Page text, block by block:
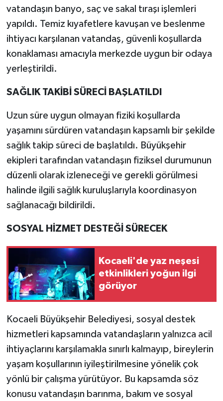
vatandaşın banyo, saç ve sakal tıraşı işlemleri
yapıldı. Temiz kıyafetlere kavuşan ve beslenme
ihtiyacı karşılanan vatandaş, güvenli koşullarda
konaklaması amacıyla merkezde uygun bir odaya
yerleştirildi.
SAĞLIK TAKİBİ SÜRECİ BAŞLATILDI
Uzun süre uygun olmayan fiziki koşullarda
yaşamını sürdüren vatandaşın kapsamlı bir şekilde
sağlık takip süreci de başlatıldı. Büyükşehir
ekipleri tarafından vatandaşın fiziksel durumunun
düzenli olarak izleneceği ve gerekli görülmesi
halinde ilgili sağlık kuruluşlarıyla koordinasyon
sağlanacağı bildirildi.
SOSYAL HİZMET DESTEĞİ SÜRECEK
Kocaeli'de yaz neşesi
etkinlikleri yoğun ilgi
görüyor
Kocaeli Büyükşehir Belediyesi, sosyal destek
hizmetleri kapsamında vatandaşların yalnızca acil
ihtiyaçlarını karşılamakla sınırlı kalmayıp, bireylerin
yaşam koşullarının iyileştirilmesine yönelik çok
yönlü bir çalışma yürütüyor. Bu kapsamda söz
konusu vatandaşın barınma, bakım ve sosyal